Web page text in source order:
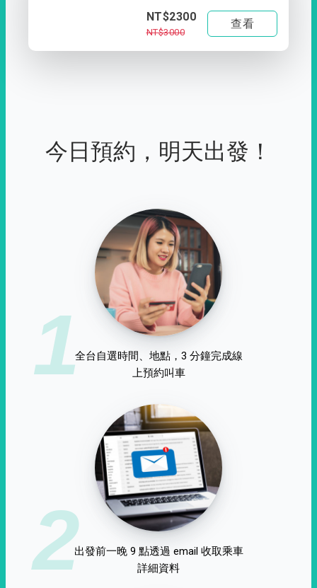
NT$2300
NT$3000
查看
今日預約，明天出發！
1全台自選時間、地點，3 分鐘完成線
上預約叫車
2出發前一晚 9 點透過 email 收取乘車
詳細資料